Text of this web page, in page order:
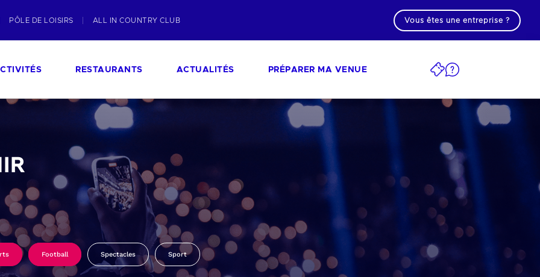
PÔLE DE LOISIRS ALL IN COUNTRY CLUB Vous êtes une entreprise ?
RESTAURANTS ACTUALITÉS PRÉPARER MA VENUE
Football Spectacles Sport